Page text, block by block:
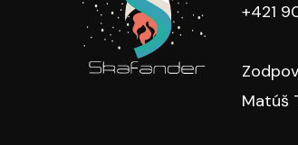
+421
Matúš